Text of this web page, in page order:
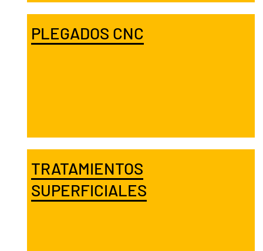
PLEGADOS CNC
TRATAMIENTOS
SUPERFICIALES